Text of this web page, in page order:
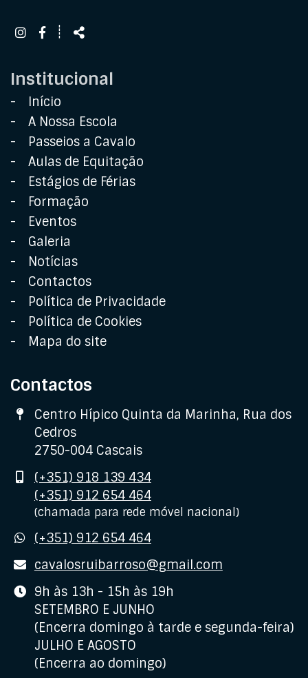
Siga-
┊
Partilhar
Institucional
Início
A Nossa Escola
Passeios a Cavalo
Aulas de Equitação
Estágios de Férias
Formação
Eventos
Galeria
Notícias
Contactos
Política de Privacidade
Política de Cookies
Mapa do site
Contactos
Morada
Centro Hípico Quinta da Marinha, Rua dos
Cedros
2750-004 Cascais
Telemóvel
(+351) 918 139 434
(+351) 912 654 464
(chamada para rede móvel nacional)
WhatsApp
(+351) 912 654 464
E-
mail
cavalosruibarroso@gmail.com
Horário
9h às 13h - 15h às 19h
SETEMBRO E JUNHO
(Encerra domingo à tarde e segunda-feira)
JULHO E AGOSTO
(Encerra ao domingo)